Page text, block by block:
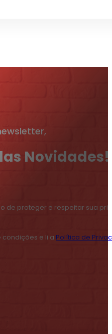
Novidades!
de proteger e respeitar sua
e li a Política de